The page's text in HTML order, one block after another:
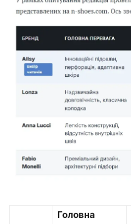
Головна